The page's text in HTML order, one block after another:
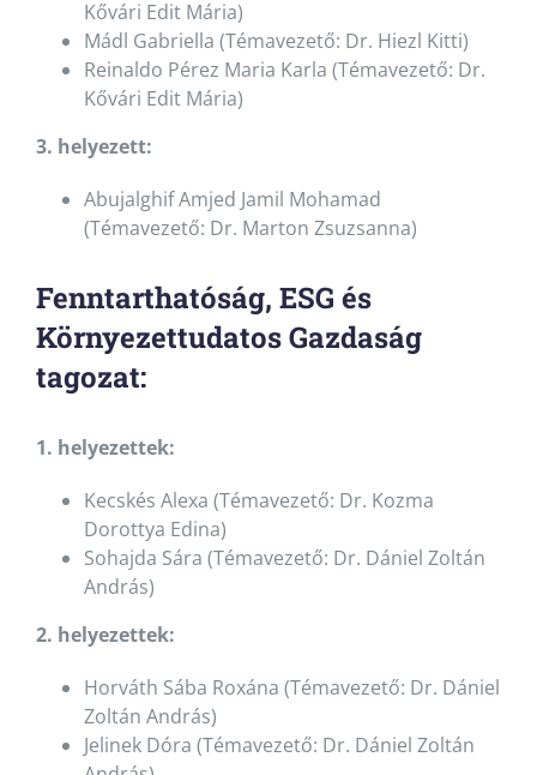
Kővári Edit Mária)
Mádl Gabriella (Témavezető: Dr. Hiezl Kitti)
Reinaldo Pérez Maria Karla (Témavezető: Dr.
Kővári Edit Mária)
3. helyezett:
Abujalghif Amjed Jamil Mohamad
(Témavezető: Dr. Marton Zsuzsanna)
Fenntarthatóság, ESG és
Környezettudatos Gazdaság
tagozat:
1. helyezettek:
Kecskés Alexa (Témavezető: Dr. Kozma
Dorottya Edina)
Sohajda Sára (Témavezető: Dr. Dániel Zoltán
András)
2. helyezettek:
Horváth Sába Roxána (Témavezető: Dr. Dániel
Zoltán András)
Jelinek Dóra (Témavezető: Dr. Dániel Zoltán